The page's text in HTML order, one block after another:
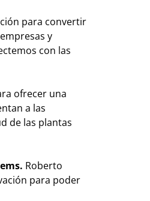
para convertir
y
con las
ofrecer una
a las
de las plantas
Roberto
para poder